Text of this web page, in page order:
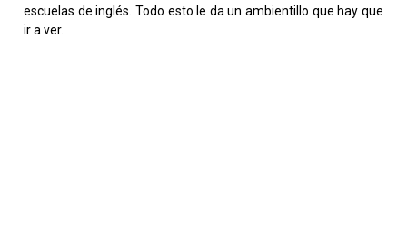
escuelas de inglés. Todo esto le da un ambientillo que hay que
ir a ver.